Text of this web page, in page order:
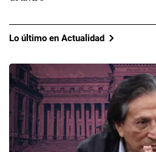
Lo último en Actualidad